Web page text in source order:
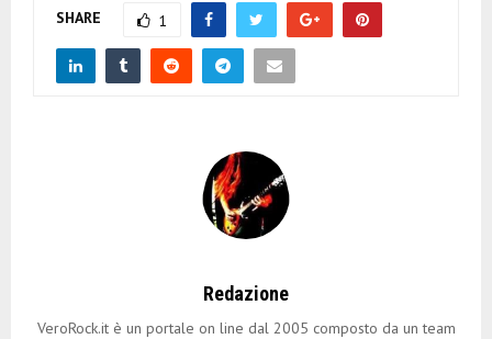
SHARE 1
Redazione
VeroRock.it è un portale on line dal 2005 composto da un team